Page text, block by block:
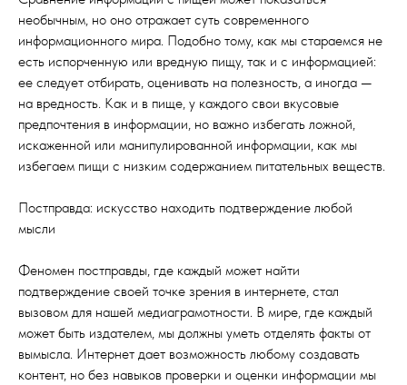
необычным, но оно отражает суть современного
информационного мира. Подобно тому, как мы стараемся не
есть испорченную или вредную пищу, так и с информацией:
ее следует отбирать, оценивать на полезность, а иногда —
на вредность. Как и в пище, у каждого свои вкусовые
предпочтения в информации, но важно избегать ложной,
искаженной или манипулированной информации, как мы
избегаем пищи с низким содержанием питательных веществ.
Постправда: искусство находить подтверждение любой
мысли
Феномен постправды, где каждый может найти
подтверждение своей точке зрения в интернете, стал
вызовом для нашей медиаграмотности. В мире, где каждый
может быть издателем, мы должны уметь отделять факты от
вымысла. Интернет дает возможность любому создавать
контент, но без навыков проверки и оценки информации мы